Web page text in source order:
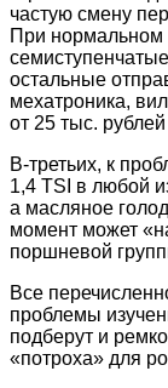
частую смену
При нормальном
остальные
мехатроника,
от 25 тыс.
В-третьих, к
1,4 TSI в любой
а масляное
момент может
поршневой
Все
проблемы
подберут и
«потроха» для